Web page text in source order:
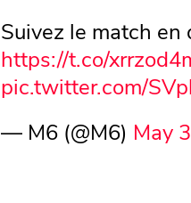
Suivez le match en
https://t.co/
pic.twitter.com/
— M6 (@M6) May